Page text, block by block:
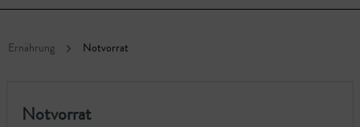
Ernährung Notvorrat
Notvorrat